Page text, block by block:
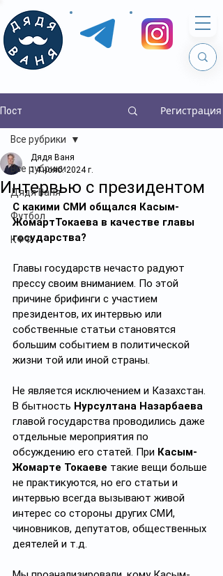
Пост Регистрация
Все рубрики
Дядя Ваня
Футбол
КФФ
Все рубрики
Интервью с президентом
Дядя Ваня
14 нояб. 2024 г.
С какими СМИ общался Касым-
ЖомартТокаева в качестве главы
государства?
Главы государств нечасто радуют
прессу своим вниманием. По этой
причине брифинги с участием
президентов, их интервью или
собственные статьи становятся
большим событием в политической
жизни той или иной страны.
Не является исключением и Казахстан.
В бытность Нурсултана Назарбаева
главой государства проводились даже
отдельные мероприятия по
обсуждению его статей. При Касым-
Жомарте Токаеве такие вещи больше
не практикуются, но его статьи и
интервью всегда вызывают живой
интерес со стороны других СМИ,
чиновников, депутатов, общественных
деятелей и т.д.